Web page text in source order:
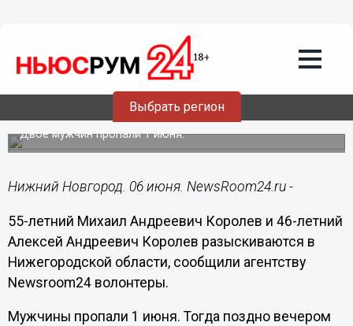
Выбрать регион
06.06.201706:30
Поиски пропавших рыбаков пройдут в
Нижегородской области 7 июня
Двое мужчин пропали 1 июня.
Нижний Новгород. 06 июня. NewsRoom24.ru -
55-летний Михаил Андреевич Королев и 46-летний
Алексей Андреевич Королев разыскиваются в
Нижегородской области, сообщили агентству
Newsroom24 волонтеры.
Мужчины пропали 1 июня. Тогда поздно вечером